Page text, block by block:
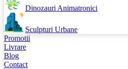
Dinozauri Animatronici
Sculpturi Urbane
Promotii
Livrare
Blog
Contact